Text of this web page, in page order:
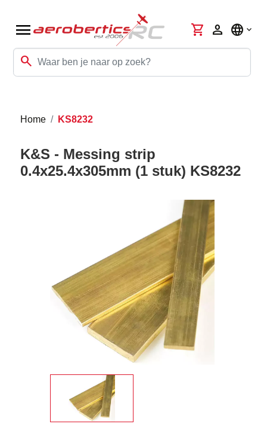
menu
search
shopping_cart person language
Home KS8232
K&S - Messing strip
0.4x25.4x305mm (1 stuk) KS8232